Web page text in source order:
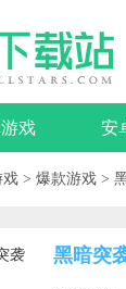
戏 安
戏 > 爆款游戏 >
黑暗突